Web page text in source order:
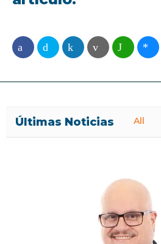
Últimas Noticias All